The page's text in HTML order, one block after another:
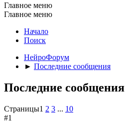
Главное меню
Главное меню
Начало
Поиск
НейроФорум
► Последние сообщения
Последние сообщения
Страницы1 2 3 ... 10
#1